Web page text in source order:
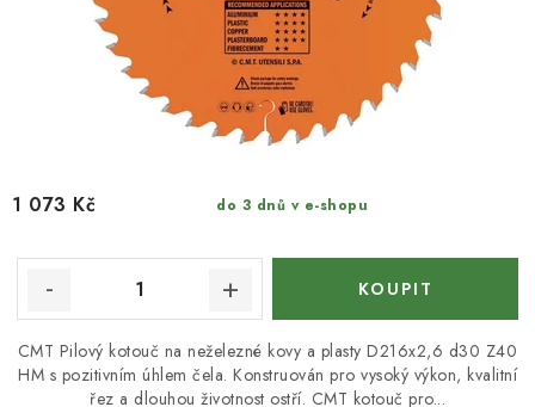
do 3 dnů v e-shopu
1 073 Kč
CMT Pilový kotouč na neželezné kovy a plasty D216x2,6 d30 Z40
HM s pozitivním úhlem čela. Konstruován pro vysoký výkon, kvalitní
řez a dlouhou životnost ostří. CMT kotouč pro...